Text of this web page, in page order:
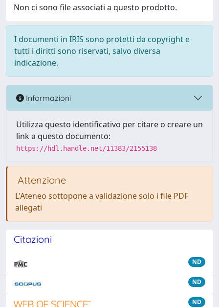
Non ci sono file associati a questo prodotto.
I documenti in IRIS sono protetti da copyright e
tutti i diritti sono riservati, salvo diversa
indicazione.
Informazioni
Utilizza questo identificativo per citare o creare un
link a questo documento:
https://hdl.handle.net/11383/2155138
Attenzione
L'Ateneo sottopone a validazione solo i file PDF
allegati
Citazioni
ND
ND
ND